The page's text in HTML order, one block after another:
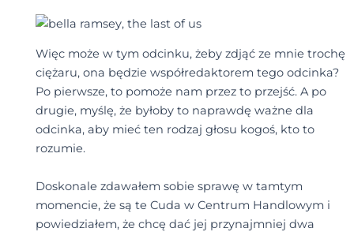
Więc może w tym odcinku, żeby zdjąć ze mnie trochę
ciężaru, ona będzie współredaktorem tego odcinka?
Po pierwsze, to pomoże nam przez to przejść. A po
drugie, myślę, że byłoby to naprawdę ważne dla
odcinka, aby mieć ten rodzaj głosu kogoś, kto to
rozumie.
Doskonale zdawałem sobie sprawę w tamtym
momencie, że są te Cuda w Centrum Handlowym i
powiedziałem, że chcę dać jej przynajmniej dwa